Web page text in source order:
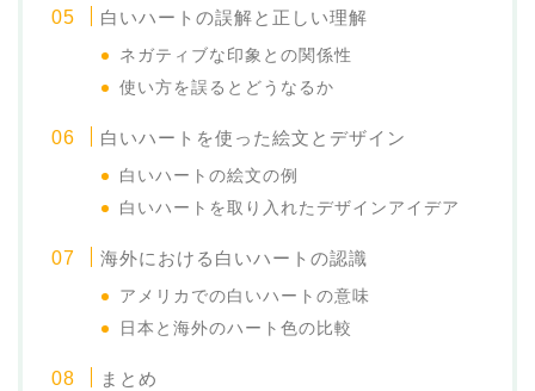
白いハートの誤解と正しい理解
ネガティブな印象との関係性
使い方を誤るとどうなるか
白いハートを使った絵文とデザイン
白いハートの絵文の例
白いハートを取り入れたデザインアイデア
海外における白いハートの認識
アメリカでの白いハートの意味
日本と海外のハート色の比較
まとめ